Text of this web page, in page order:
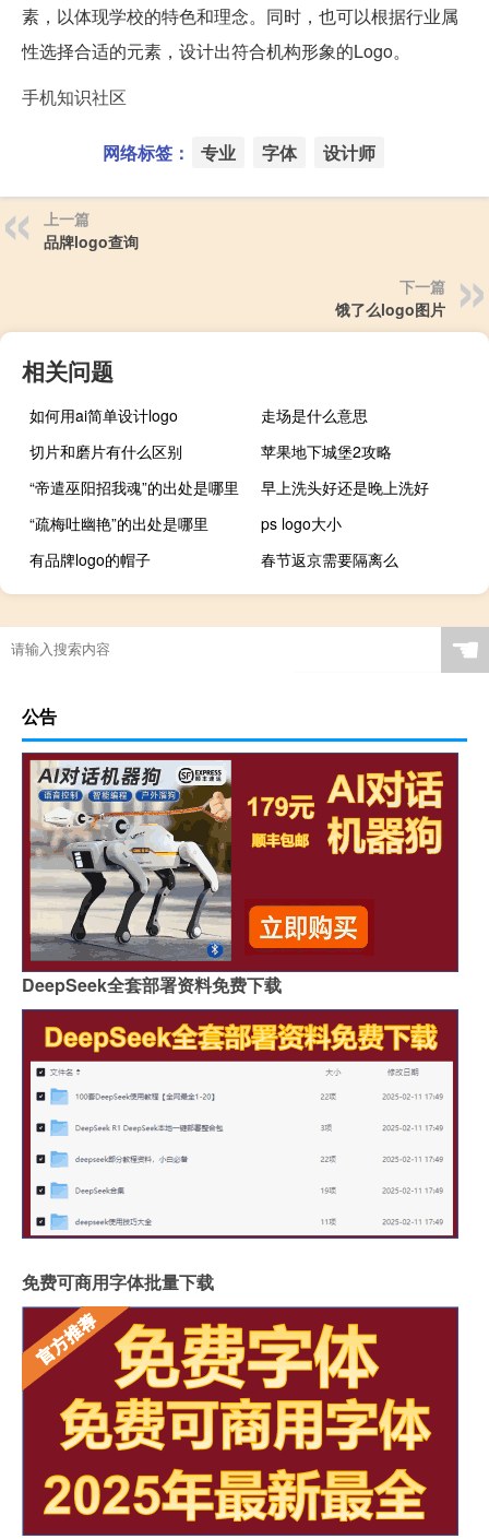
素，以体现学校的特色和理念。同时，也可以根据行业属
性选择合适的元素，设计出符合机构形象的Logo。
手机知识社区
网络标签： 专业 字体 设计师
上一篇
品牌logo查询
下一篇
饿了么logo图片
相关问题
如何用ai简单设计logo
走场是什么意思
切片和磨片有什么区别
苹果地下城堡2攻略
“帝遣巫阳招我魂”的出处是哪里
早上洗头好还是晚上洗好
“疏梅吐幽艳”的出处是哪里
ps logo大小
有品牌logo的帽子
春节返京需要隔离么
☚
公告
DeepSeek全套部署资料免费下载
免费可商用字体批量下载